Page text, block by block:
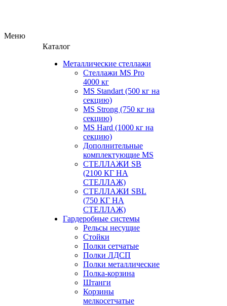
Меню
Каталог
Металлические стеллажи
Стеллажи MS Pro
4000 кг
MS Standart (500 кг на
секцию)
MS Strong (750 кг на
секцию)
MS Hard (1000 кг на
секцию)
Дополнительные
комплектующие MS
СТЕЛЛАЖИ SB
(2100 КГ НА
СТЕЛЛАЖ)
СТЕЛЛАЖИ SBL
(750 КГ НА
СТЕЛЛАЖ)
Гардеробные системы
Рельсы несущие
Стойки
Полки сетчатые
Полки ЛДСП
Полки металлические
Полка-корзина
Штанги
Корзины
мелкосетчатые